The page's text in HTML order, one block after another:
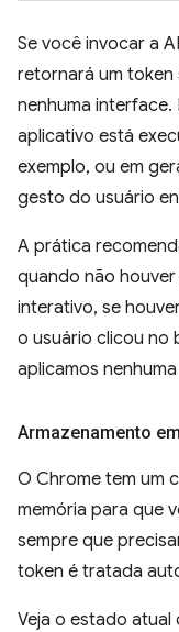
Se você invocar a
retornará um
nenhuma interface.
aplicativo está
exemplo, ou em
gesto do usuário
A prática
quando não
interativo, se
o usuário clicou no
aplicamos
Armazenamento
O Chrome tem um
memória para que
sempre que
token é tratada
Veja o estado